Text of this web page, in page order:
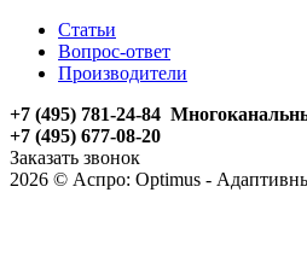
Статьи
Вопрос-ответ
Производители
+7 (495) 781-24-84
+7 (495) 677-08-20
Заказать звонок
2026 © Аспро: Optimus -